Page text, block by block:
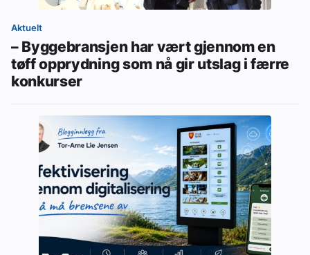
Aktuelt
– Byggebransjen har vært gjennom en
tøff opprydning som nå gir utslag i færre
konkurser